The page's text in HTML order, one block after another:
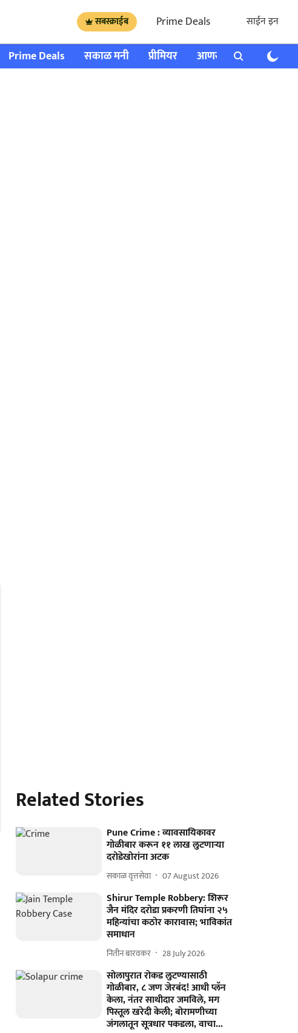
सबस्क्राईब Prime Deals साईन इन
Prime Deals सकाळ मनी प्रीमियर आणखी राशी भविष्य
Related Stories
Pune Crime : व्यावसायिकावर
गोळीबार करून ११ लाख लुटणाऱ्या
दरोडेखोरांना अटक
सकाळ वृत्तसेवा 07 August 2026
Shirur Temple Robbery: शिरूर
जैन मंदिर दरोडा प्रकरणी तिघांना २५
महिन्यांचा कठोर कारावास; भाविकांत
समाधान
नितीन बारवकर 28 July 2026
सोलापुरात रोकड लुटण्यासाठी
गोळीबार, ८ जण जेरबंद! आधी प्लॅन
केला, नंतर साथीदार जमविले, मग
पिस्तूल खरेदी केली; बोरामणीच्या
जंगलातून सूत्रधार पकडला, वाचा...